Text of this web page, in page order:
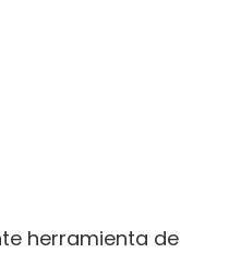
herramienta de